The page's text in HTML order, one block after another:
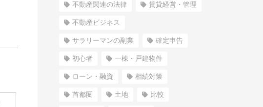
不動産関連の法律 賃貸経営・管理
不動産ビジネス
サラリーマンの副業 確定申告
初心者 一棟・戸建物件
ローン・融資 相続対策
首都圏 土地 比較